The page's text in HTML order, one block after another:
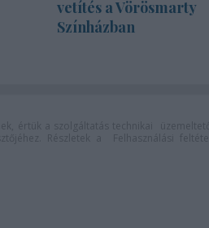
vetítés a Vörösmarty
Színházban